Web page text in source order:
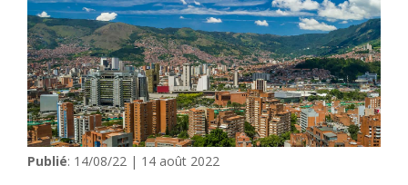
Publié: 14/08/22 | 14 août 2022